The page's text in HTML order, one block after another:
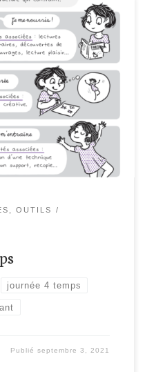
OUTILS
journée 4 temps
Publiéseptembre 3, 2021